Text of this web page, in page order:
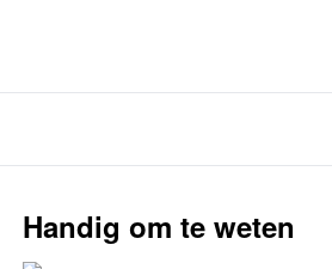
Handig om te weten